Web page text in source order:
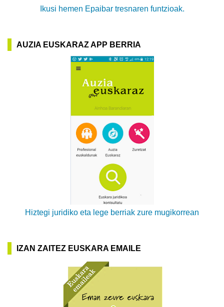
Ikusi hemen Epaibar tresnaren funtzioak.
AUZIA EUSKARAZ APP BERRIA
Hiztegi juridiko eta lege berriak zure mugikorrean
IZAN ZAITEZ EUSKARA EMAILE